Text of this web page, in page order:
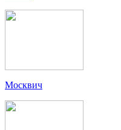
Москвич